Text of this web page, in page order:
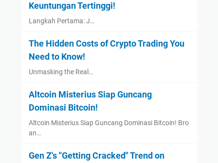
Keuntungan Tertinggi!
Langkah Pertama: J…
The Hidden Costs of Crypto Trading You
Need to Know!
Unmasking the Real…
Altcoin Misterius Siap Guncang
Dominasi Bitcoin!
Altcoin Misterius Siap Guncang Dominasi Bitcoin! Bro
an…
Gen Z's "Getting Cracked" Trend on